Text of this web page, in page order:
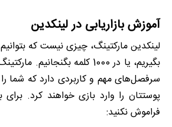
آموزش بازاریابی در لینکدین
لینکدین مارکتینگ، چیزی نیست که
بگیریم، یا در 1000 کلمه
سرفصل‌های مهم و کاربردی دارد که شما
پوستتان را وارد بازی خواهند کرد. برای
فراموش نکنید: